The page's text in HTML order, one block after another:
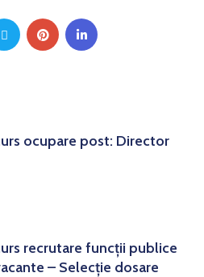
ocupare post: Director
recrutare funcții publice
– Selecție dosare